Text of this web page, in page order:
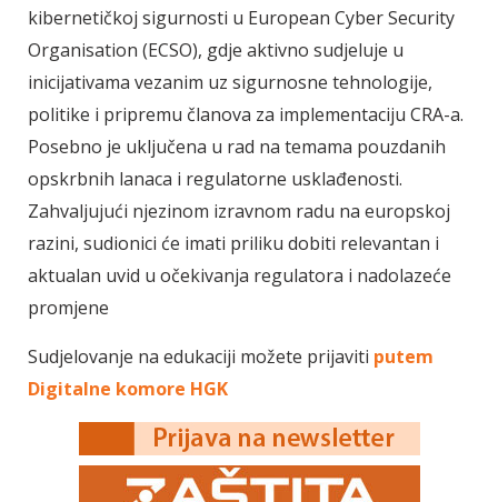
kibernetičkoj sigurnosti u European Cyber Security
Organisation (ECSO), gdje aktivno sudjeluje u
inicijativama vezanim uz sigurnosne tehnologije,
politike i pripremu članova za implementaciju CRA-a.
Posebno je uključena u rad na temama pouzdanih
opskrbnih lanaca i regulatorne usklađenosti.
Zahvaljujući njezinom izravnom radu na europskoj
razini, sudionici će imati priliku dobiti relevantan i
aktualan uvid u očekivanja regulatora i nadolazeće
promjene
Sudjelovanje na edukaciji možete prijaviti putem
Digitalne komore HGK